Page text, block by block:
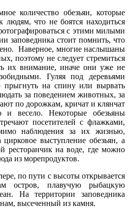
количество обезьян, которые
что не боятся находиться
с этими милыми
заповедника стоит помнить, что
Наверное, многие наслышаны
поэтому не следует стремиться
их внимание, иначе они уже не
Гуляя под деревьями
прыгнуть на спину или вырвать
за поведением животных, за
по дорожкам, кричат и клянчат
и весело. Некоторые обезьяны
посетителей с флажками,
наблюдения за их жизнью,
выступление обезьян, а
ресторанчик на воде, где можно
из морепродуктов.
по пути с высоты открывается
остров, плавучую рыбацкую
На территории заповедника
высеченный из камня.